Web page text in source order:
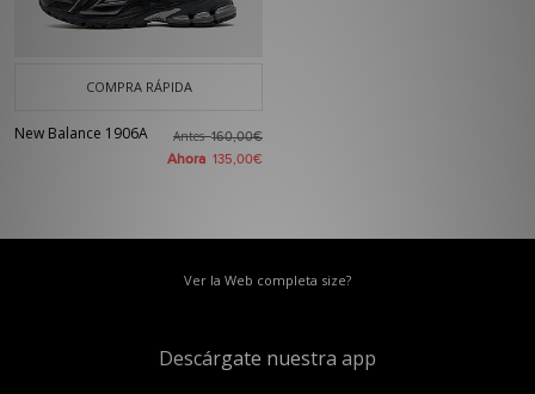
COMPRA RÁPIDA
New Balance 1906A Antes160,00€
Ahora 135,00€
Ver la Web completa size?
Descárgate nuestra app